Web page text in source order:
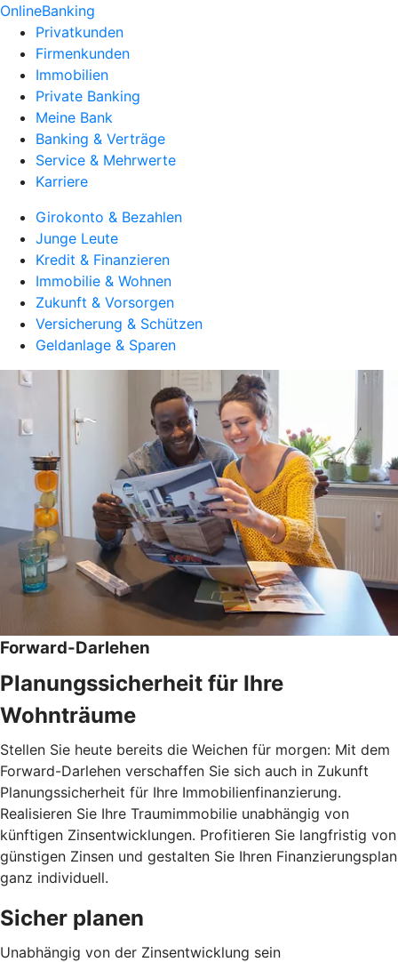
OnlineBanking
Privatkunden
Firmenkunden
Immobilien
Private Banking
Meine Bank
Banking & Verträge
Service & Mehrwerte
Karriere
Girokonto & Bezahlen
Junge Leute
Kredit & Finanzieren
Immobilie & Wohnen
Zukunft & Vorsorgen
Versicherung & Schützen
Geldanlage & Sparen
Forward-Darlehen
Planungssicherheit für Ihre
Wohnträume
Stellen Sie heute bereits die Weichen für morgen: Mit dem
Forward-Darlehen verschaffen Sie sich auch in Zukunft
Planungssicherheit für Ihre Immobilienfinanzierung.
Realisieren Sie Ihre Traumimmobilie unabhängig von
künftigen Zinsentwicklungen. Profitieren Sie langfristig von
günstigen Zinsen und gestalten Sie Ihren Finanzierungsplan
ganz individuell.
Sicher planen
Unabhängig von der Zinsentwicklung sein